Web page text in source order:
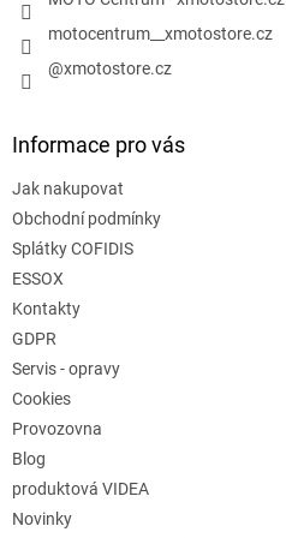
motocentrum__xmotostore.cz
@xmotostore.cz
Informace pro vás
Jak nakupovat
Obchodní podmínky
Splátky COFIDIS
ESSOX
Kontakty
GDPR
Servis - opravy
Cookies
Provozovna
Blog
produktová VIDEA
Novinky